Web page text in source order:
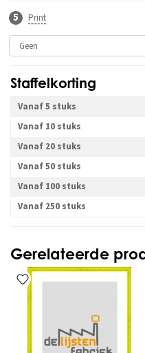
Print
Staffelkorting
Vanaf 5 stuks
Vanaf 10 stuks
Vanaf 20 stuks
Vanaf 50 stuks
Vanaf 100 stuks
Vanaf 250 stuks
Gerelateerde